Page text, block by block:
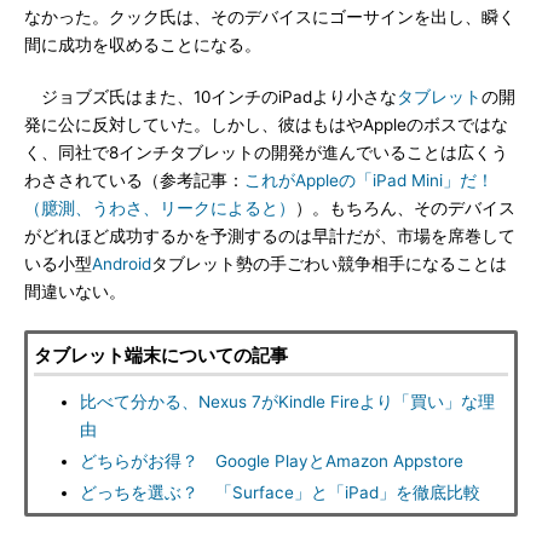
なかった。クック氏は、そのデバイスにゴーサインを出し、瞬く
間に成功を収めることになる。
ジョブズ氏はまた、10インチのiPadより小さなタブレットの開
発に公に反対していた。しかし、彼はもはやAppleのボスではな
く、同社で8インチタブレットの開発が進んでいることは広くう
わさされている（参考記事： これがAppleの「iPad Mini」だ！
（臆測、うわさ、リークによると）
）。もちろん、そのデバイス
がどれほど成功するかを予測するのは早計だが、市場を席巻して
いる小型Androidタブレット勢の手ごわい競争相手になることは
間違いない。
タブレット端末についての記事
比べて分かる、Nexus 7がKindle Fireより「買い」な理
由
どちらがお得？ Google PlayとAmazon Appstore
どっちを選ぶ？ 「Surface」と「iPad」を徹底比較